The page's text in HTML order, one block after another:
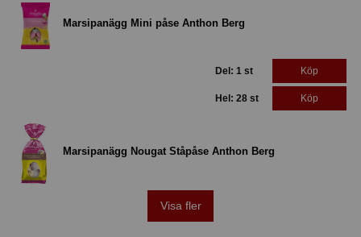
Marsipanägg Mini påse Anthon Berg
Del: 1 st Köp
Hel: 28 st Köp
Marsipanägg Nougat Ståpåse Anthon Berg
Visa fler